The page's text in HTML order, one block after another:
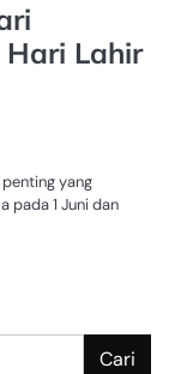
Lahir
yang
pada 1 Juni dan
Cari